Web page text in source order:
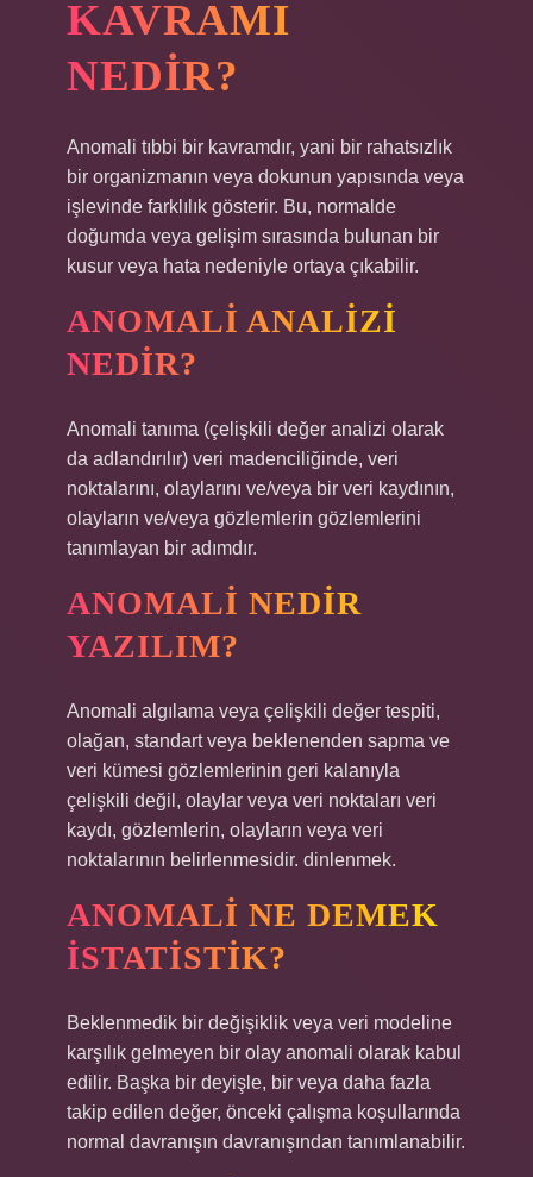
KAVRAMI
NEDIR?
Anomali tıbbi bir kavramdır, yani bir rahatsızlık
bir organizmanın veya dokunun yapısında veya
işlevinde farklılık gösterir. Bu, normalde
doğumda veya gelişim sırasında bulunan bir
kusur veya hata nedeniyle ortaya çıkabilir.
ANOMALI ANALIZI
NEDIR?
Anomali tanıma (çelişkili değer analizi olarak
da adlandırılır) veri madenciliğinde, veri
noktalarını, olaylarını ve/veya bir veri kaydının,
olayların ve/veya gözlemlerin gözlemlerini
tanımlayan bir adımdır.
ANOMALI NEDIR
YAZILIM?
Anomali algılama veya çelişkili değer tespiti,
olağan, standart veya beklenenden sapma ve
veri kümesi gözlemlerinin geri kalanıyla
çelişkili değil, olaylar veya veri noktaları veri
kaydı, gözlemlerin, olayların veya veri
noktalarının belirlenmesidir. dinlenmek.
ANOMALI NE DEMEK
ISTATISTIK?
Beklenmedik bir değişiklik veya veri modeline
karşılık gelmeyen bir olay anomali olarak kabul
edilir. Başka bir deyişle, bir veya daha fazla
takip edilen değer, önceki çalışma koşullarında
normal davranışın davranışından tanımlanabilir.